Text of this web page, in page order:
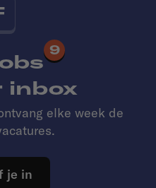
9
inbox
elke week de
je in